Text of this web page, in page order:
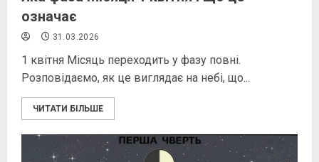
означає
31.03.2026
1 квітня Місяць переходить у фазу повні.
Розповідаємо, як це виглядає на небі, що...
ЧИТАТИ БІЛЬШЕ